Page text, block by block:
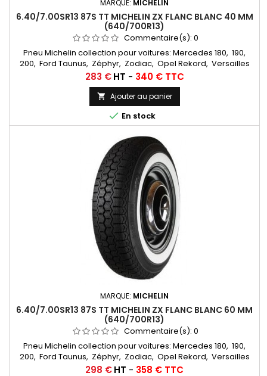
MARQUE: MICHELIN
6.40/7.00SR13 87S TT MICHELIN ZX FLANC BLANC 40 MM
(640/700R13)
Commentaire(s): 0
Pneu Michelin collection pour voitures: Mercedes 180, 190,
200, Ford Taunus, Zéphyr, Zodiac, Opel Rekord, Versailles
Chambres à air conseillées: 13 F 13... Autres
appellations: 6,40R13, 7,00R13, 6,40x13, 7,00x13, 7,00-13, 6,40-13,
6,40/7,00x13, 6,40/7,00-13, 6,40/7,00/13, 640/700/13
Prix
283 € HT - 340 € TTC
 Ajouter au panier
 En stock
MARQUE: MICHELIN
6.40/7.00SR13 87S TT MICHELIN ZX FLANC BLANC 60 MM
(640/700R13)
Commentaire(s): 0
Pneu Michelin collection pour voitures: Mercedes 180, 190,
200, Ford Taunus, Zéphyr, Zodiac, Opel Rekord, Versailles
Chambres à air conseillées: 13 F 13... Autres
Prix
298 €HT - 358 € TTC